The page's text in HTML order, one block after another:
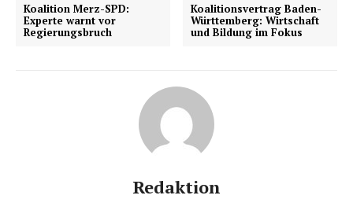
Koalition Merz-SPD:
Experte warnt vor
Regierungsbruch
Koalitionsvertrag Baden-
Württemberg: Wirtschaft
und Bildung im Fokus
Redaktion